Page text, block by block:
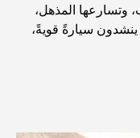
عبر الزمن
وتسارعها المذهل،
ينشدون سيارةً قويةً،